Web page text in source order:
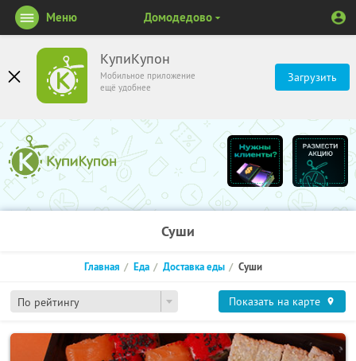
КупиКупон
Мобильное приложение
ещё удобнее
Загрузить
Меню Домодедово
Суши
По рейтингу
Главная Еда Доставка еды Суши
Показать на карте